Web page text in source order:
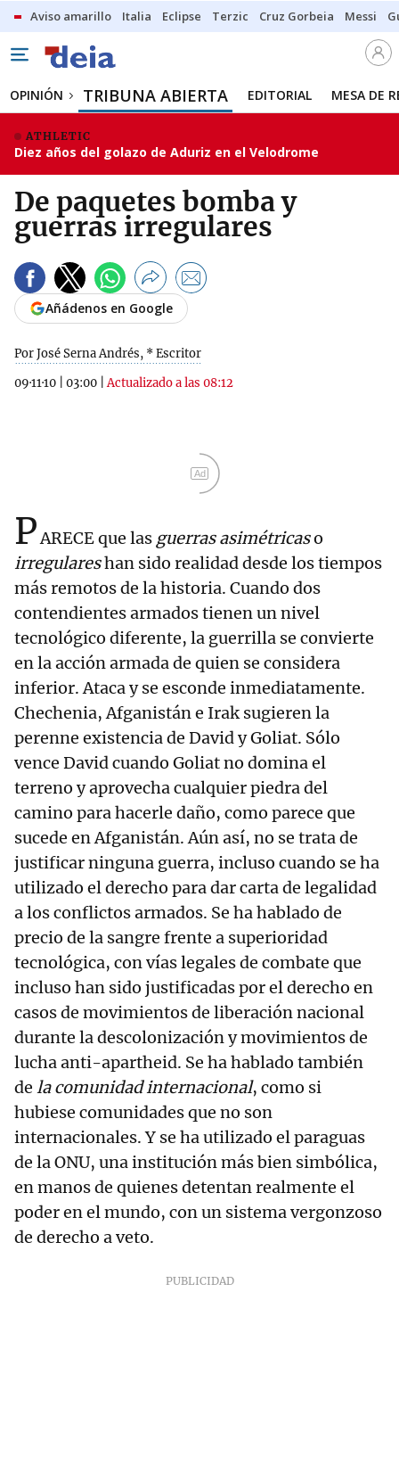
Aviso amarillo Italia Eclipse Terzic Cruz Gorbeia Messi
OPINIÓN TRIBUNA ABIERTA EDITORIAL MESA DE
ATHLETIC
Diez años del golazo de Aduriz en el Velodrome
De paquetes bomba y
guerras irregulares
Por José Serna Andrés, * Escritor
09·11·10
03:00 |Actualizado a las 08:12
Añádenos en Google
Ad
PARECE que las guerras asimétricaso
irregulareshan sido realidad desde los tiempos
más remotos de la historia. Cuando dos
contendientes armados tienen un nivel
tecnológico diferente, la guerrilla se convierte
en la acción armada de quien se considera
inferior. Ataca y se esconde inmediatamente.
Chechenia, Afganistán e Irak sugieren la
perenne existencia de David y Goliat. Sólo
vence David cuando Goliat no domina el
terreno y aprovecha cualquier piedra del
camino para hacerle daño, como parece que
sucede en Afganistán. Aún así, no se trata de
justificar ninguna guerra, incluso cuando se ha
utilizado el derecho para dar carta de legalidad
a los conflictos armados. Se ha hablado de
precio de la sangre frente a superioridad
tecnológica, con vías legales de combate que
incluso han sido justificadas por el derecho en
casos de movimientos de liberación nacional
durante la descolonización y movimientos de
lucha anti-apartheid. Se ha hablado también
de la comunidad internacional, como si
hubiese comunidades que no son
internacionales. Y se ha utilizado el paraguas
de la ONU, una institución más bien simbólica,
en manos de quienes detentan realmente el
poder en el mundo, con un sistema vergonzoso
de derecho a veto.